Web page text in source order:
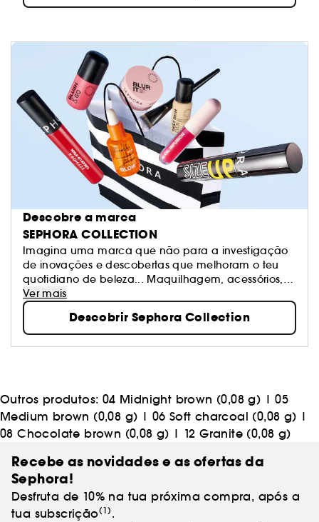
Descobre a marca
SEPHORA COLLECTION
Imagina uma marca que não para a investigação
de inovações e descobertas que melhoram o teu
quotidiano de beleza... Maquilhagem, acessórios,
banho e tratamento: Sephora Collection oferece
produtos excitantes, texturas e cores. Os nossos
produtos estão na vanguarda das tendências e são
sempre de qualidade. Sê livre para criares os teus
próprios visuais e mudar quando te apetecer!
Ver mais
Descobrir Sephora Collection
Outros produtos: 04 Midnight brown (0,08 g) |05
Medium brown (0,08 g) | 06 Soft charcoal (0,08 g) |
08 Chocolate brown (0,08 g) | 12 Granite (0,08 g)
Recebe as novidades e as ofertas da
Sephora!
Desfruta de 10% na tua próxima compra, após a
tua subscrição(1) .